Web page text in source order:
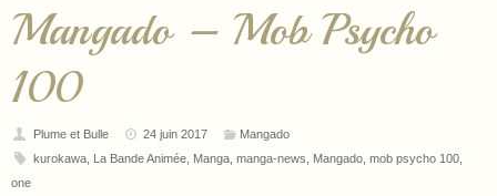
Mangado – Mob Psycho
100
Plume et Bulle 24 juin 2017
Mangado
kurokawa, La Bande Animée, Manga, manga-news Mangado, mob psycho 100,
one